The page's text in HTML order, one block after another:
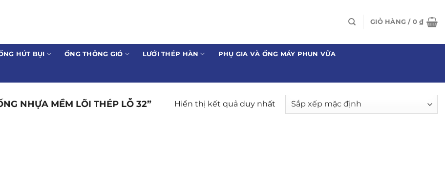
GIỎ HÀNG / 0₫
HÚT BỤI ỐNG THÔNG GIÓ LƯỚI THÉP HÀN PHỤ GIA VÀ ỐNG MÁY PHUN VỮA
NHỰA MỀM LÕI THÉP LỖ 32” Hiển thị kết quả duy nhất